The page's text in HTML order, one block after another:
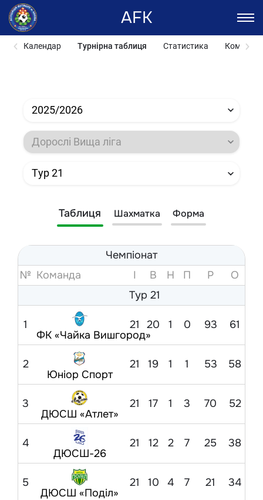
AFK
Календар Турнірна таблиця Статистика Команди
2025/2026
Дорослі Вища ліга
Тур 21
Таблиця Шахматка Форма
Чемпіонат
№ Команда I В Н П Р
O
Тур 21
1
ФК «Чайка Вишгород»
21 20 1 0 93 61
2
Юніор Спорт
21 19 1 1 53 58
3
ДЮСШ «Атлет»
21 17 1 3 70 52
4
ДЮСШ-26
21 12 2 7 25 38
5
ДЮСШ «Поділ»
21 10 4 7 21 34